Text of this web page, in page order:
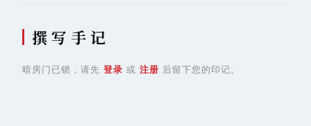
撰 写 手 记
暗房门已锁，请先 登录 或 注册 后留下您的印记。